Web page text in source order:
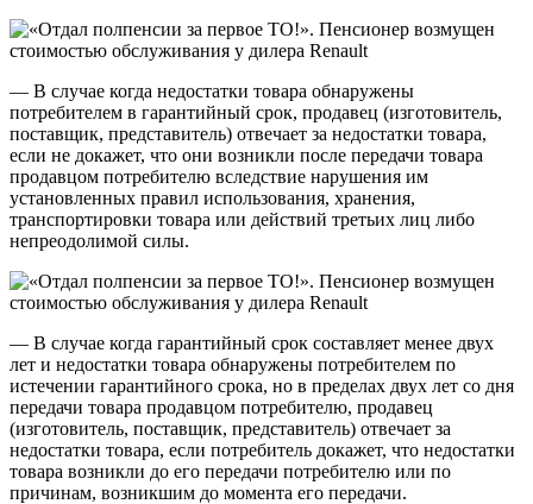
— В случае когда недостатки товара обнаружены
потребителем в гарантийный срок, продавец (изготовитель,
поставщик, представитель) отвечает за недостатки товара,
если не докажет, что они возникли после передачи товара
продавцом потребителю вследствие нарушения им
установленных правил использования, хранения,
транспортировки товара или действий третьих лиц либо
непреодолимой силы.
— В случае когда гарантийный срок составляет менее двух
лет и недостатки товара обнаружены потребителем по
истечении гарантийного срока, но в пределах двух лет со дня
передачи товара продавцом потребителю, продавец
(изготовитель, поставщик, представитель) отвечает за
недостатки товара, если потребитель докажет, что недостатки
товара возникли до его передачи потребителю или по
причинам, возникшим до момента его передачи.